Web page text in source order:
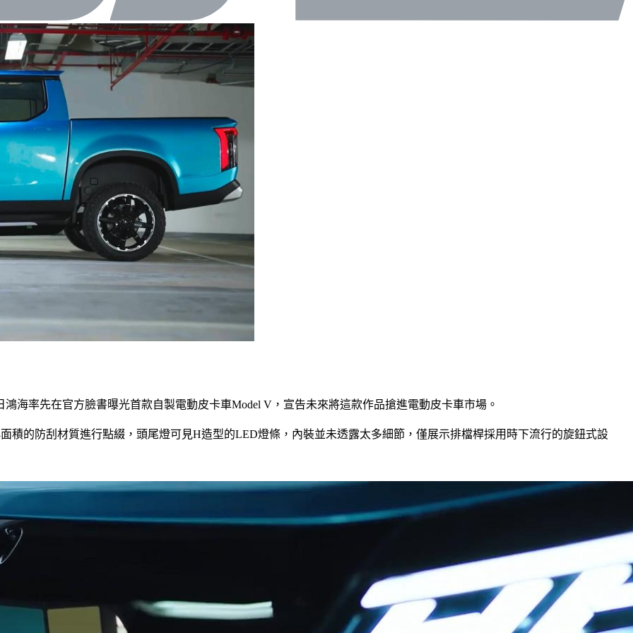
海率先在官方臉書曝光首款自製電動皮卡車Model V，宣告未來將這款作品搶進電動皮卡車市場。
積的防刮材質進行點綴，頭尾燈可見H造型的LED燈條，內裝並未透露太多細節，僅展示排檔桿採用時下流行的旋鈕式設